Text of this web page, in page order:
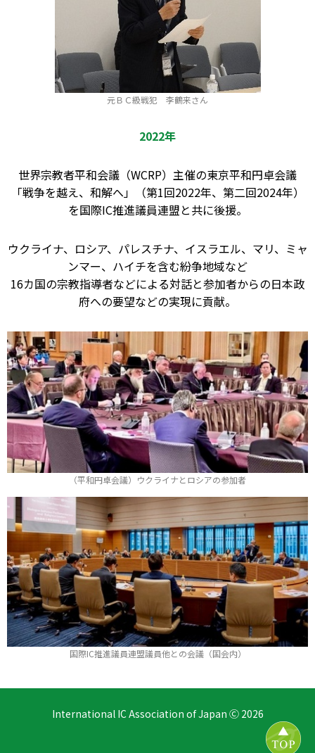
元ＢＣ級戦犯 李鶴来さん
2022年
世界宗教者平和会議（WCRP）主催の東京平和円卓会議
「戦争を越え、和解へ」（第1回2022年、第二回2024年）
を国際IC推進議員連盟と共に後援。
ウクライナ、ロシア、パレスチナ、イスラエル、マリ、ミャ
ンマー、ハイチを含む紛争地域など
16カ国の宗教指導者などによる対話と参加者からの日本政
府への要望などの実現に貢献。
（平和円卓会議）ウクライナとロシアの参加者
国際IC推進議員連盟議員他との会議（国会内）
International IC Association of Japan Ⓒ 2026